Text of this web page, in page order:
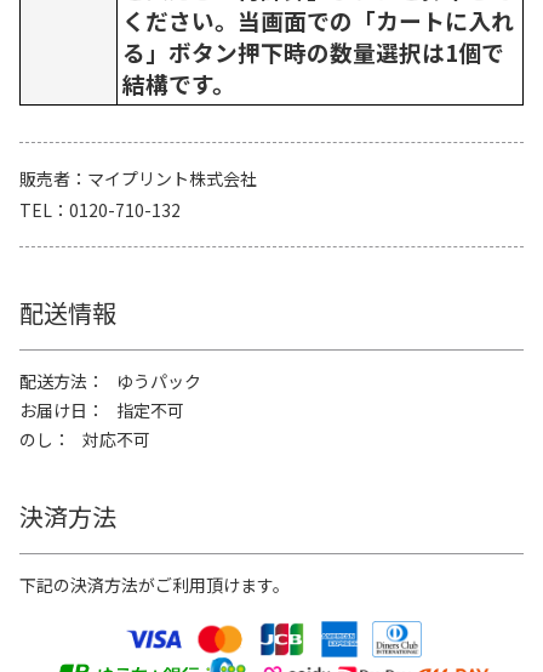
ください。当画面での「カートに入れ
る」ボタン押下時の数量選択は1個で
結構です。
販売者
マイプリント株式会社
TEL
0120-710-132
配送情報
配送方法
ゆうパック
お届け日
指定不可
のし
対応不可
決済方法
下記の決済方法がご利用頂けます。